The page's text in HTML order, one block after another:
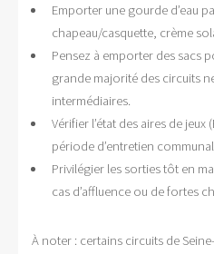
Emporter une gourde d’eau
chapeau/casquette, crème
Pensez à emporter des sacs
grande majorité des circuits
intermédiaires.
Vérifier l’état des aires de jeux
période d’entretien
Privilégier les sorties tôt en
cas d’affluence ou de fortes
À noter : certains circuits de